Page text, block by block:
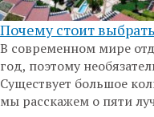
Почему стоит
В современном мире
год, поэтому
Существует большое
мы расскажем о пяти